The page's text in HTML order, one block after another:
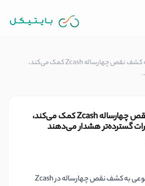
مدل AI به کشف نقص چهارساله Zcash کمک می‌کند،
مدل AI به کشف نقص چهارساله Zcash کمک می‌کند،
گسترده‌تر هشدار می‌دهند
یک مدل هوش مصنوعی به کشف نقص چهارساله در Zcash